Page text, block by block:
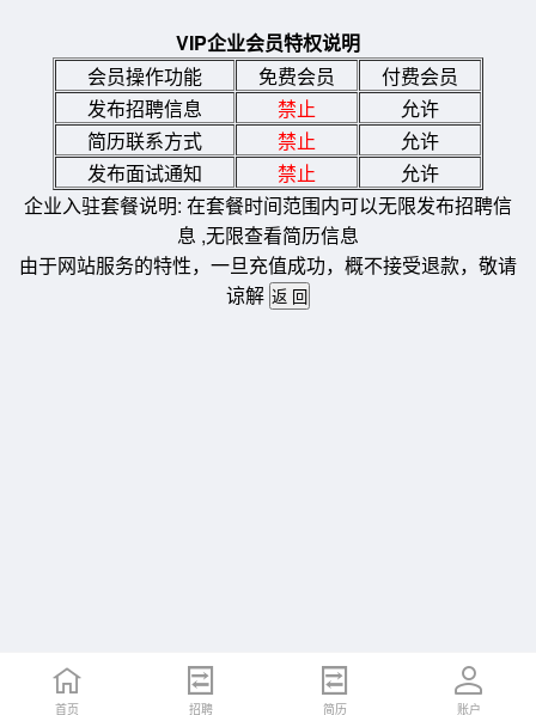
VIP企业会员特权说明
会员操作功能
免费会员
付费会员
发布招聘信息
禁止
允许
简历联系方式
禁止
允许
发布面试通知
禁止
允许
企业入驻套餐说明: 在套餐时间范围内可以无限发布招聘信
息 ,无限查看简历信息
由于网站服务的特性，一旦充值成功，概不接受退款，敬请
谅解
首页 招聘 简历 账户